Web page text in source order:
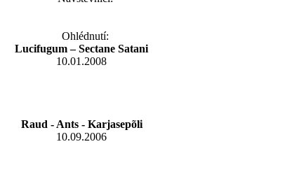
Ohlédnutí:
Lucifugum – Sectane Satani
10.01.2008
Raud - Ants - Karjasepõli
10.09.2006